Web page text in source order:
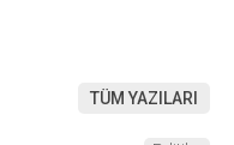
TÜM YAZILARI